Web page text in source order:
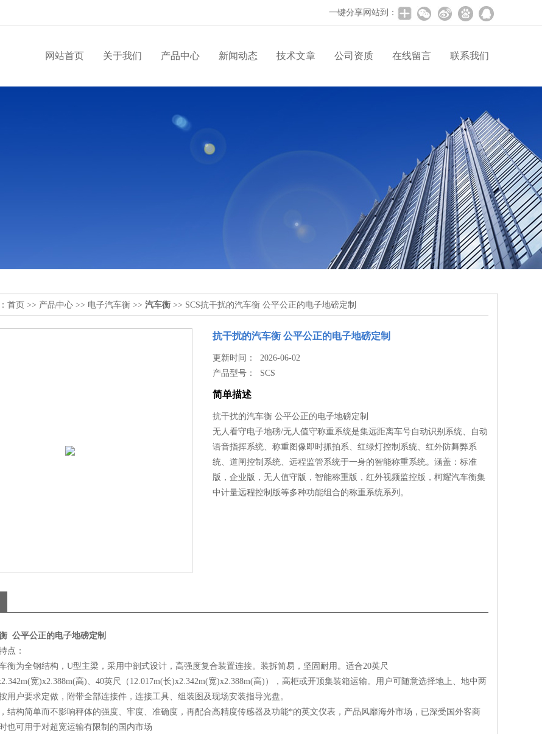
一键分享网站到：
网站首页 关于我们 产品中心 新闻动态 技术文章 公司资质 在线留言 联系我们
首页 >> 产品中心 >> 电子汽车衡 >> 汽车衡 >> SCS抗干扰的汽车衡 公平公正的电子地磅定制
抗干扰的汽车衡 公平公正的电子地磅定制
更新时间： 2026-06-02
产品型号： SCS
简单描述
抗干扰的汽车衡 公平公正的电子地磅定制
无人看守电子地磅/无人值守称重系统是集远距离车号自动识别系统、自动
语音指挥系统、称重图像即时抓拍系、红绿灯控制系统、红外防舞弊系
统、道闸控制系统、远程监管系统于一身的智能称重系统。涵盖：标准
版，企业版，无人值守版，智能称重版，红外视频监控版，柯耀汽车衡集
中计量远程控制版等多种功能组合的称重系统系列。
公平公正的电子地磅定制
点：
衡为全钢结构，U型主梁，采用中剖式设计，高强度复合装置连接。装拆简易，坚固耐用。适合20英尺
宽)x2.388m(高)、40英尺（12.017m(长)x2.342m(宽)x2.388m(高)），高柜或开顶集装箱运输。用户可随意选择地上、地中两
用户要求定做，附带全部连接件，连接工具、组装图及现场安装指导光盘。
结构简单而不影响秤体的强度、牢度、准确度，再配合高精度传感器及功能*的英文仪表，产品风靡海外市场，已深受国外客商
也可用于对超宽运输有限制的国内市场